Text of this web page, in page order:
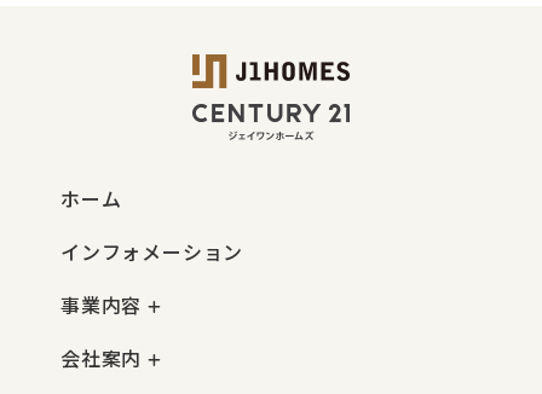
ホーム
インフォメーション
事業内容
会社案内